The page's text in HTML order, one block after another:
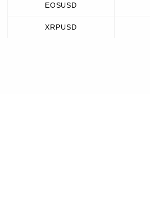
EOSUSD
XRPUSD